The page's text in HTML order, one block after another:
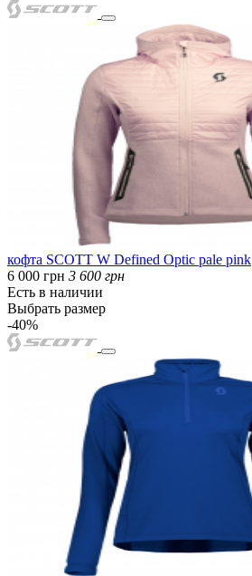
кофта SCOTT W Defined Optic pale pink
6 000 грн 3 600 грн
Есть в наличии
Выбрать размер
-40%